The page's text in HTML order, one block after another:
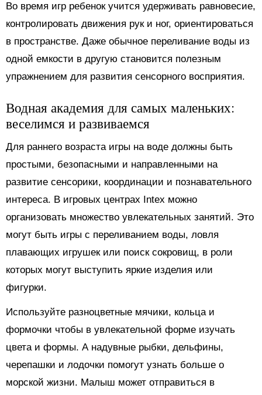
Во время игр ребенок учится удерживать равновесие,
контролировать движения рук и ног, ориентироваться
в пространстве. Даже обычное переливание воды из
одной емкости в другую становится полезным
упражнением для развития сенсорного восприятия.
Водная академия для самых маленьких:
веселимся и развиваемся
Для раннего возраста игры на воде должны быть
простыми, безопасными и направленными на
развитие сенсорики, координации и познавательного
интереса. В игровых центрах Intex можно
организовать множество увлекательных занятий. Это
могут быть игры с переливанием воды, ловля
плавающих игрушек или поиск сокровищ, в роли
которых могут выступить яркие изделия или
фигурки.
Используйте разноцветные мячики, кольца и
формочки чтобы в увлекательной форме изучать
цвета и формы. А надувные рыбки, дельфины,
черепашки и лодочки помогут узнать больше о
морской жизни. Малыш может отправиться в